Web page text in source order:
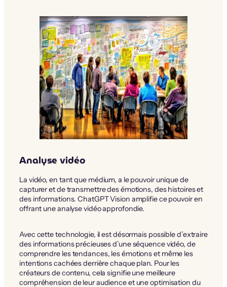
Analyse vidéo
La vidéo, en tant que médium, a le pouvoir unique de
capturer et de transmettre des émotions, des histoires et
des informations. ChatGPT Vision amplifie ce pouvoir en
offrant une analyse vidéo approfondie.
Avec cette technologie, il est désormais possible d’extraire
des informations précieuses d’une séquence vidéo, de
comprendre les tendances, les émotions et même les
intentions cachées derrière chaque plan. Pour les
créateurs de contenu, cela signifie une meilleure
compréhension de leur audience et une optimisation du